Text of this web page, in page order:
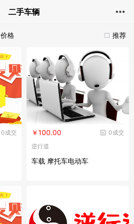
二手车辆
推荐
价格
0成交 0成交
￥100.00
逆行道
车载 摩托车电动车